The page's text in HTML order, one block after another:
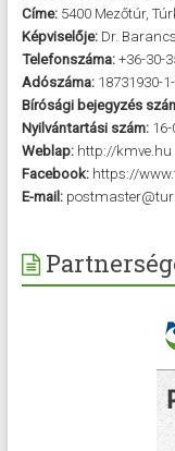
Címe:5400 Mezőtúr,
Képviselője:Dr.
Telefonszáma:+36-30-
Adószáma:18731930-
Bírósági bejegyzés
Nyilvántartási szám:16-
Weblap:http://kmve.hu
Facebook:https://
E-mail: